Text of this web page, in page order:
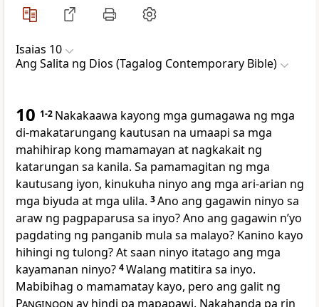
Isaias 10
Ang Salita ng Dios (Tagalog Contemporary Bible)
10 1-2 Nakakaawa kayong mga gumagawa ng mga
di-makatarungang kautusan na umaapi sa mga
mahihirap kong mamamayan at nagkakait ng
katarungan sa kanila. Sa pamamagitan ng mga
kautusang iyon, kinukuha ninyo ang mga ari-arian ng
mga biyuda at mga ulila. 3Ano ang gagawin ninyo sa
araw ng pagpaparusa sa inyo? Ano ang gagawin nʼyo
pagdating ng panganib mula sa malayo? Kanino kayo
hihingi ng tulong? At saan ninyo itatago ang mga
kayamanan ninyo? 4Walang matitira sa inyo.
Mabibihag o mamamatay kayo, pero ang galit ng
Panginoon ay hindi pa mapapawi. Nakahanda pa rin